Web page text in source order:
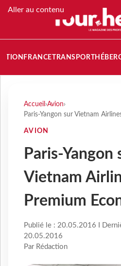
Aller au contenu
FRANCETRANSPORT
Accueil ›Avion›
Paris-Yangon sur Vietnam
AVION
Paris-Yangon
Vietnam
Premium
Publié le : 20.05.2016 I
20.05.2016
Par Rédaction